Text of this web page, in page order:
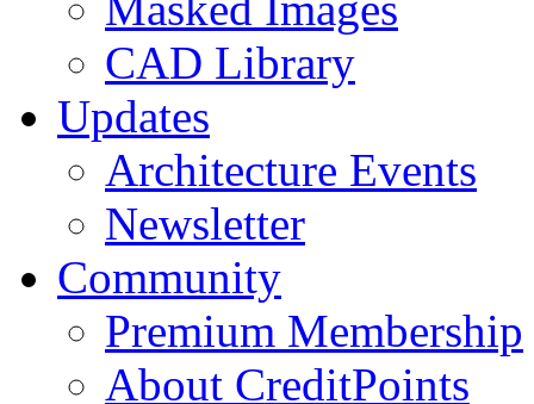
CAD Library
Updates
Architecture Events
Newsletter
Community
Premium Membership
About CreditPoints